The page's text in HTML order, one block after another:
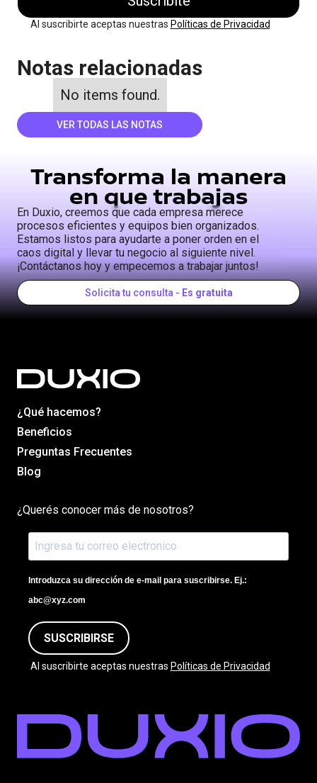
Al suscribirte aceptas nuestras Políticas de Privacidad
Notas relacionadas
No items found.
VER TODAS LAS NOTAS
Transforma la manera
en que trabajas
En Duxio, creemos que cada empresa merece
procesos eficientes y equipos bien organizados.
Estamos listos para ayudarte a poner orden en el
caos digital y llevar tu negocio al siguiente nivel.
¡Contáctanos hoy y empecemos a trabajar juntos!
Solicita tu consulta - Es gratuita
¿Qué hacemos?
Beneficios
Preguntas Frecuentes
Blog
¿Querés conocer más de nosotros?
Introduzca su dirección de e-mail para suscribirse. Ej.:
abc@xyz.com
SUSCRIBIRSE
Al suscribirte aceptas nuestras Políticas de Privacidad